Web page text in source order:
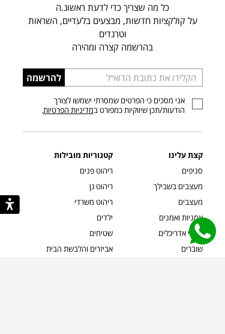
כל מה שצריך כדי לדעת ראשונ.ה
על קולקציות חדשות, מבצעים בלעדיים, השראות
וטרנדים
בהרשמה קצרה ומהירה
הכניסו
כתובת
דוא”ל
להרשמה
אני מסכים כי הפרטים שמסרתי ישמשו לצורך
הודעות/תכן שיווקיות כמפורט במדיניות הפרטיות.
קצת עלינו
סניפים
מעצבים בשבילך
מעצבים
אמניות ואמנים
קשרי אדריכלים
שוברים
קטגוריות מובילות
ריהוט פנים
ריהוט גן
ריהוט משרדי
ילדים
שטיחים
אביזרים והלבשת הבית